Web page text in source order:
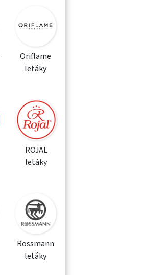
Oriflame
letáky
ROJAL
letáky
Rossmann
letáky